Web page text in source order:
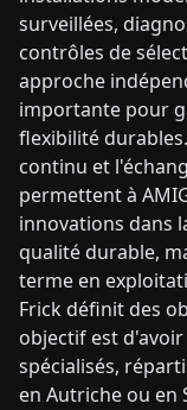
surveillées,
contrôles de
approche
importante pour
flexibilité
continu et
permettent à
innovations dans
qualité durable,
terme en
Frick définit des
objectif est
spécialisés,
en Autriche ou en